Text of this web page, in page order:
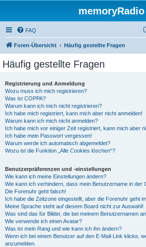
memoryRadio
FAQ
Foren-Übersicht Häufig gestellte Fragen
Häufig gestellte Fragen
Registrierung und Anmeldung
Wozu muss ich mich registrieren?
Was ist COPPA?
Warum kann ich mich nicht registrieren?
Ich habe mich registriert, kann mich aber nicht anmelden!
Warum kann ich mich nicht anmelden?
Ich habe mich vor einiger Zeit registriert, kann mich aber
Ich habe mein Passwort vergessen!
Warum werde ich automatisch abgemeldet?
Wozu ist die Funktion „Alle Cookies löschen“?
Benutzerpräferenzen und -einstellungen
Wie kann ich meine Einstellungen ändern?
Wie kann ich verhindern, dass mein Benutzername in der
Die Forenuhr geht falsch!
Ich habe die Zeitzone eingestellt, aber die Forenuhr geht
Meine Sprache steht auf diesem Board nicht zur Auswahl!
Was sind das für Bilder, die bei meinem Benutzernamen
Wie verwende ich einen Avatar?
Was ist mein Rang und wie kann ich ihn ändern?
Wenn ich bei einem Benutzer auf den E-Mail-Link klicke,
anzumelden.